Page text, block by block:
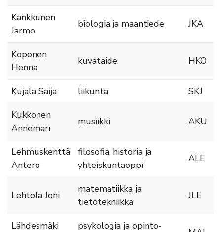
Kankkunen
Jarmo
biologia ja maantiede JKA
Koponen
Henna
kuvataide HKO
Kujala Saija liikunta
SKJ
Kukkonen
Annemari
musiikki AKU
Lehmuskenttä
Antero
filosofia, historia ja
yhteiskuntaoppi
ALE
Lehtola Joni
matematiikka ja
tietotekniikka
JLE
Lähdesmäki
psykologia ja opinto-